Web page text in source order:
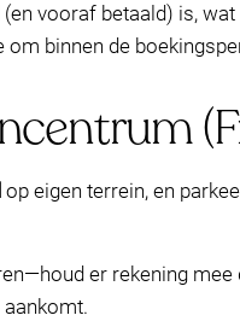
vooraf betaald) is,
binnen de
op eigen terrein, en
er rekening
aankomt.